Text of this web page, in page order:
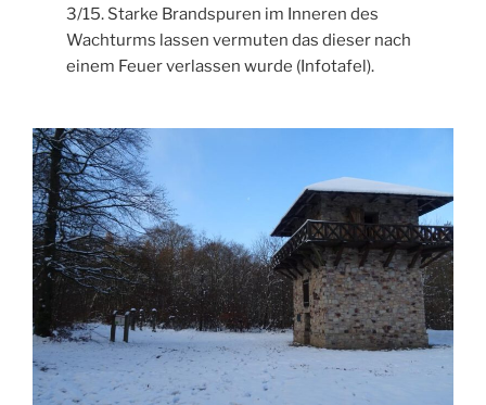
3/15. Starke Brandspuren im Inneren des
Wachturms lassen vermuten das dieser nach
einem Feuer verlassen wurde (Infotafel).